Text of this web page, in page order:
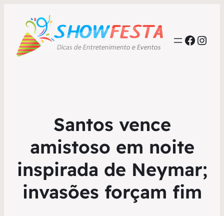
Santos vence
amistoso em noite
inspirada de Neymar;
invasões forçam fim